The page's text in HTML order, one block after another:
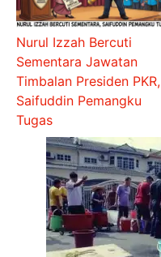
Nurul Izzah Bercuti
Sementara Jawatan
Timbalan Presiden PKR,
Saifuddin Pemangku
Tugas